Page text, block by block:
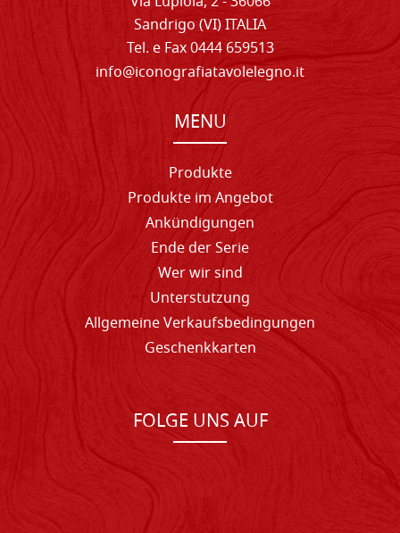
Sandrigo (VI) ITALIA
Tel. e Fax 0444 659513
info@iconografiatavolelegno.it
MENU
Produkte
Produkte im Angebot
Ankündigungen
Ende der Serie
Wer wir sind
Unterstutzung
Allgemeine Verkaufsbedingungen
Geschenkkarten
FOLGE UNS AUF